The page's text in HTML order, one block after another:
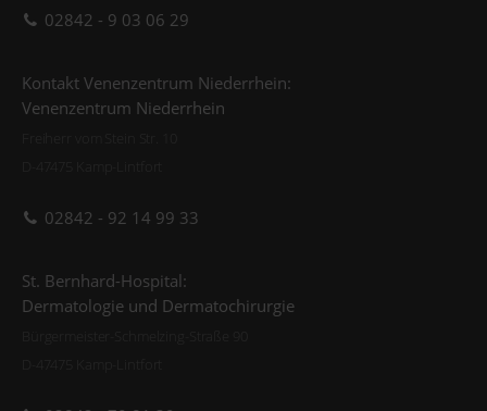
02842 - 9 03 06 29
Kontakt Venenzentrum Niederrhein:
Venenzentrum Niederrhein
02842 - 92 14 99 33
St. Bernhard-Hospital:
Dermatologie und Dermatochirurgie